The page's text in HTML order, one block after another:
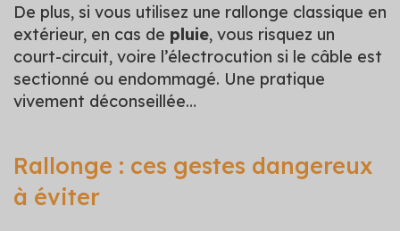
De plus, si vous utilisez une rallonge classique en
extérieur, en cas de pluie, vous risquez un
court-circuit, voire l’électrocution si le câble est
sectionné ou endommagé. Une pratique
vivement déconseillée…
Rallonge : ces gestes dangereux
à éviter